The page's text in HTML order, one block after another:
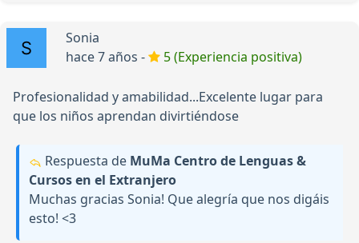
Sonia
hace 7 años -
5 (Experiencia positiva)
Profesionalidad y amabilidad...Excelente lugar para
que los niños aprendan divirtiéndose
Respuesta de MuMa Centro de Lenguas &
Cursos en el Extranjero
Muchas gracias Sonia! Que alegría que nos digáis
esto! <3